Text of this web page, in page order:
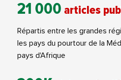
21 000 articles
Répartis entre les grandes
les pays du pourtour de la
pays d'Afrique